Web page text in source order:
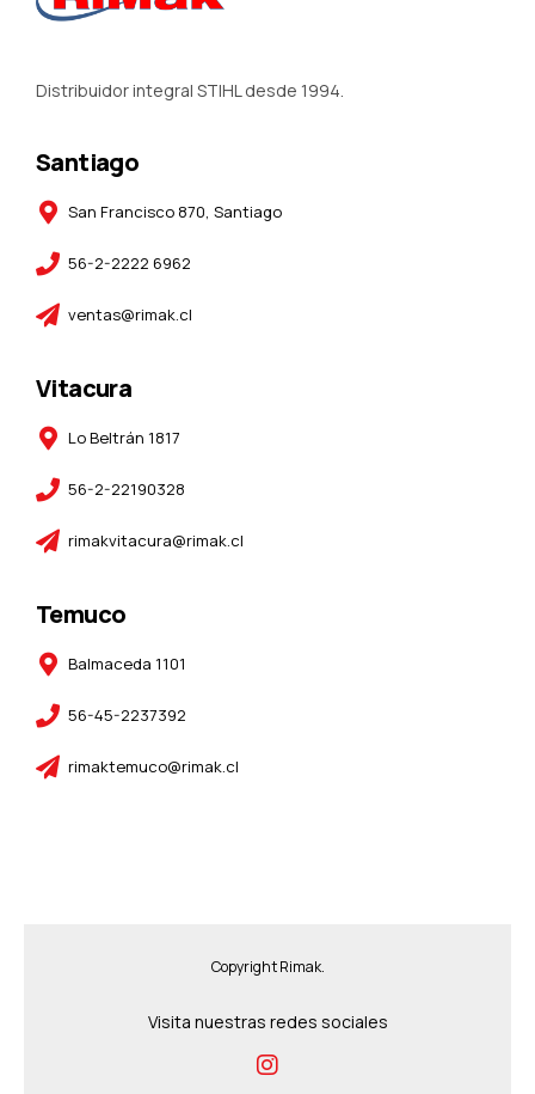
Distribuidor integral STIHL desde 1994.
Santiago
San Francisco 870, Santiago
56-2-2222 6962
ventas@rimak.cl
Vitacura
Lo Beltrán 1817
56-2-22190328
rimakvitacura@rimak.cl
Temuco
Balmaceda 1101
56-45-2237392
rimaktemuco@rimak.cl
Copyright Rimak.
Visita nuestras redes sociales